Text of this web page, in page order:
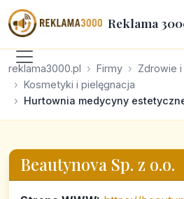
Reklama
reklama3000.pl Firmy
Zdrowie i
Kosmetyki i pielęgnacja
Hurtownia medycyny
Beautynova Sp. z o.o.